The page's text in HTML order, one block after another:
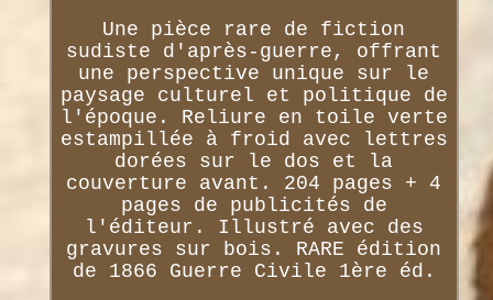
Une pièce rare de fiction
sudiste d'après-guerre, offrant
une perspective unique sur le
paysage culturel et politique de
l'époque. Reliure en toile verte
estampillée à froid avec lettres
dorées sur le dos et la
couverture avant. 204 pages + 4
pages de publicités de
l'éditeur. Illustré avec des
gravures sur bois. RARE édition
de 1866 Guerre Civile 1ère éd.